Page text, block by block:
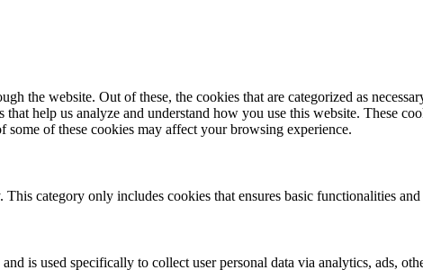
the website. Out of these, the cookies that are categorized as
help us analyze and understand how you use this website. These
of these cookies may affect your browsing experience.
category only includes cookies that ensures basic functionalities
is used specifically to collect user personal data via analytics, ads,